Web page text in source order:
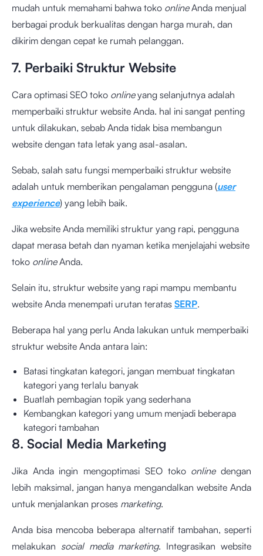
mudah untuk memahami bahwa toko onlineAnda menjual
berbagai produk berkualitas dengan harga murah, dan
dikirim dengan cepat ke rumah pelanggan.
7. Perbaiki Struktur Website
Cara optimasi SEO toko onlineyang selanjutnya adalah
memperbaiki struktur website Anda. hal ini sangat penting
untuk dilakukan, sebab Anda tidak bisa membangun
website dengan tata letak yang asal-asalan.
Sebab, salah satu fungsi memperbaiki struktur website
adalah untuk memberikan pengalaman pengguna (user
experience) yang lebih baik.
Jika website Anda memiliki struktur yang rapi, pengguna
dapat merasa betah dan nyaman ketika menjelajahi website
toko onlineAnda.
Selain itu, struktur website yang rapi mampu membantu
website Anda menempati urutan teratas SERP.
Beberapa hal yang perlu Anda lakukan untuk memperbaiki
struktur website Anda antara lain:
Batasi tingkatan kategori, jangan membuat tingkatan
kategori yang terlalu banyak
Buatlah pembagian topik yang sederhana
Kembangkan kategori yang umum menjadi beberapa
kategori tambahan
8. Social Media Marketing
Jika Anda ingin mengoptimasi SEO toko onlinedengan
lebih maksimal, jangan hanya mengandalkan website Anda
untuk menjalankan proses marketing.
Anda bisa mencoba beberapa alternatif tambahan, seperti
melakukan social media marketing. Integrasikan website